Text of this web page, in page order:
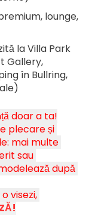
lounge,
la Villa Park
Gallery,
în Bullring,
doar a ta!
plecare și
mai multe
sau
după
visezi,